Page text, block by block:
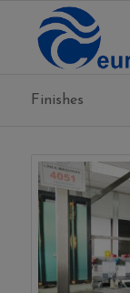
Finishes